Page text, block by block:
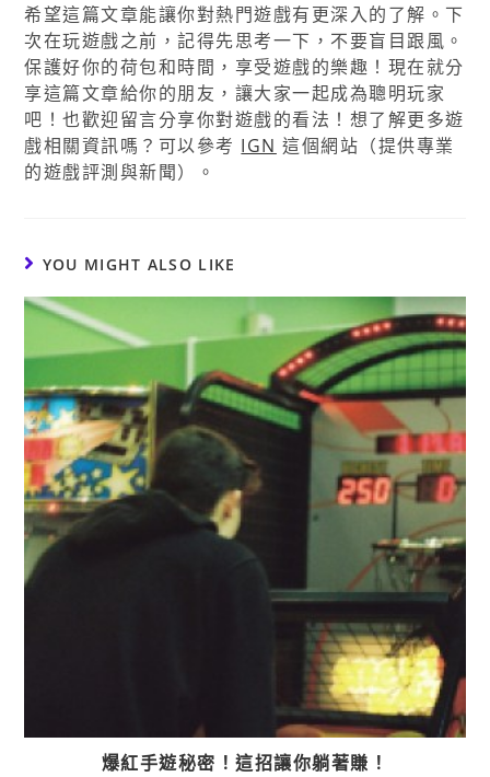
希望這篇文章能讓你對熱門遊戲有更深入的了解。下
次在玩遊戲之前，記得先思考一下，不要盲目跟風。
保護好你的荷包和時間，享受遊戲的樂趣！現在就分
享這篇文章給你的朋友，讓大家一起成為聰明玩家
吧！也歡迎留言分享你對遊戲的看法！想了解更多遊
戲相關資訊嗎？可以參考 IGN 這個網站（提供專業
的遊戲評測與新聞）。
YOU MIGHT ALSO LIKE
爆紅手遊秘密！這招讓你躺著賺！